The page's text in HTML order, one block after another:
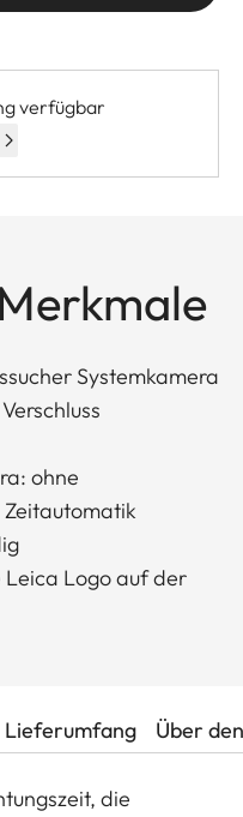
verfügbar
Systemkamera
ohne
Zeitautomatik
Leica Logo auf der
Lieferumfang Über
die